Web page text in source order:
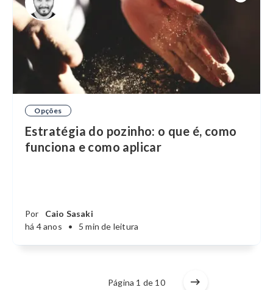
Opções
Estratégia do pozinho: o que é, como
funciona e como aplicar
Por
Caio Sasaki
há 4 anos
• 5 min de leitura
Página 1 de 10